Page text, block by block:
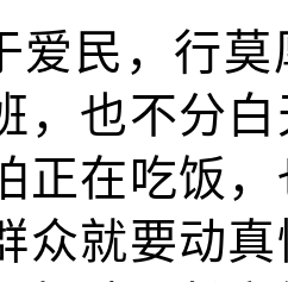
爱民，行
，也不分
正在吃饭
众就要动